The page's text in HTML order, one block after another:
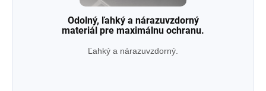
Odolný, ľahký a nárazuvzdorný
materiál pre maximálnu ochranu.
Ľahký a nárazuvzdorný.